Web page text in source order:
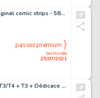
Modesty Blaise - 3 original comic strips - 5880, 5881, 5882 + character sketch - Modesty Blaise - Body Search - (1983)
terminée
25/07/2021
passez premium
Undertaker - T1/T2 + T3/T4 + T3 + Dédicace - 3xTT/EO - Cartonné - EO - (2016/2018)